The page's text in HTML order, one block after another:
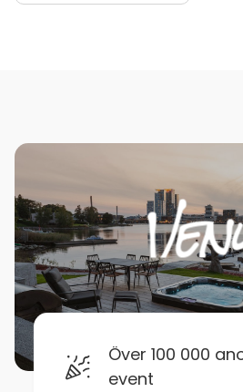
Över 100 000
event